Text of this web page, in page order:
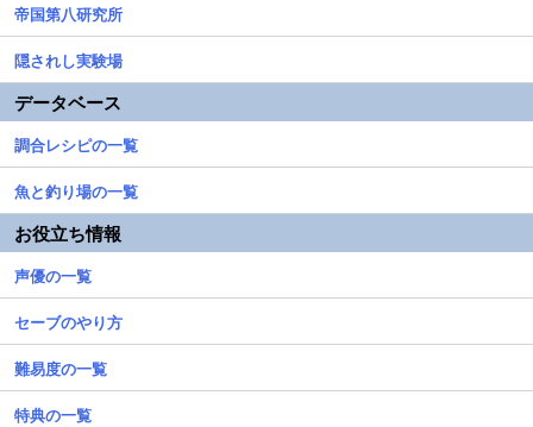
帝国第八研究所
隠されし実験場
データベース
調合レシピの一覧
魚と釣り場の一覧
お役立ち情報
声優の一覧
セーブのやり方
難易度の一覧
特典の一覧